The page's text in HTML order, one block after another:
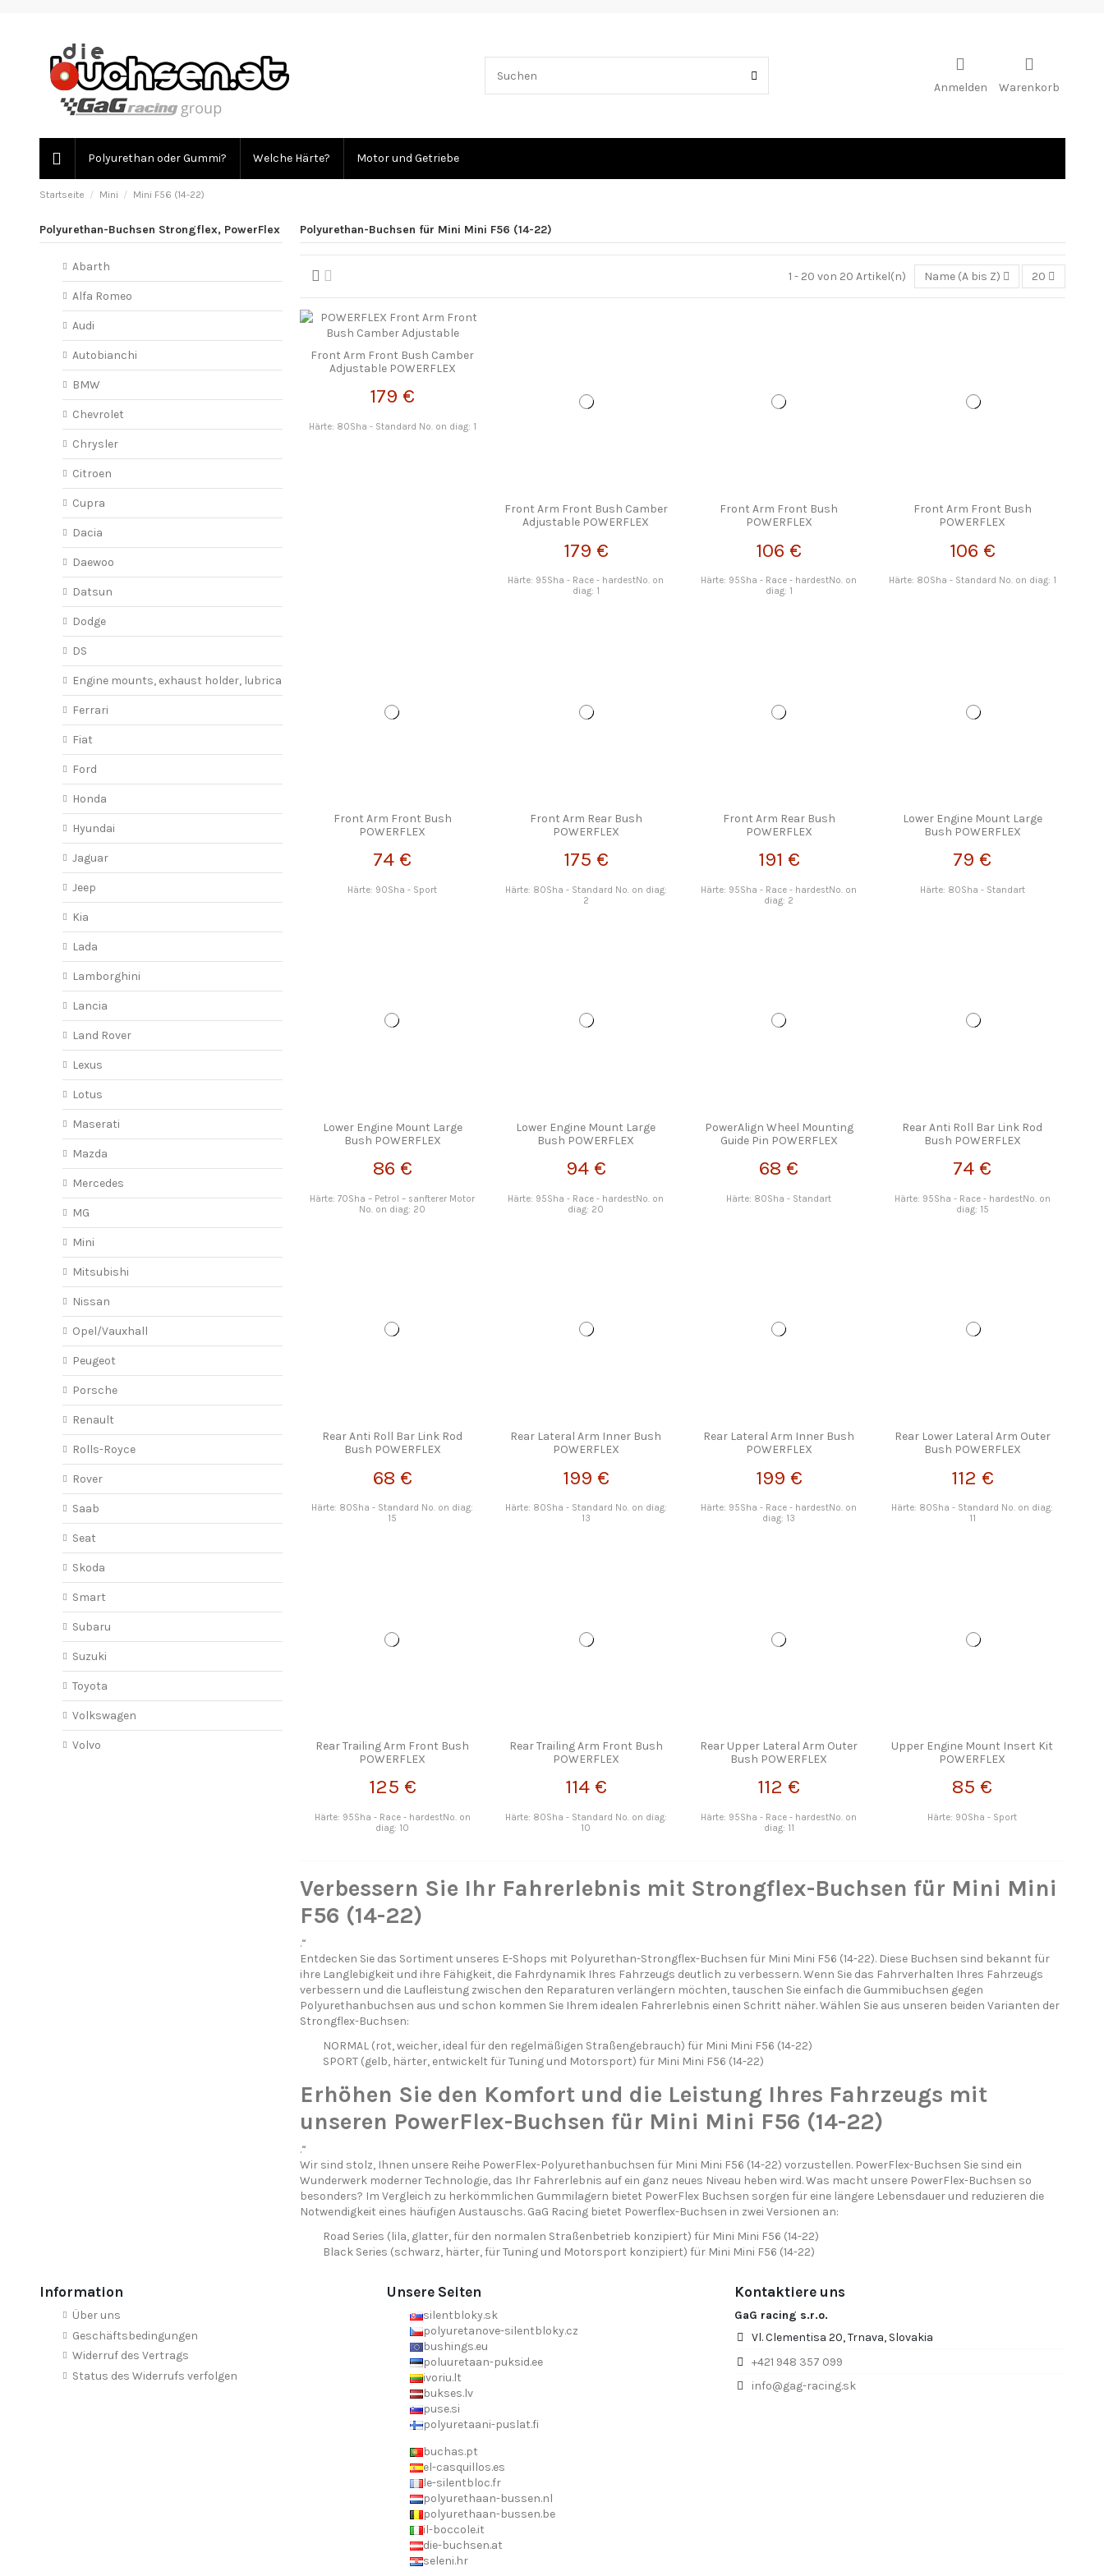
Anmelden Warenkorb
Polyurethan oder Gummi? Welche Härte? Motor und Getriebe
Startseite Mini Mini F56 (14-22)
Polyurethan-Buchsen für Mini Mini F56 (14-22)
1 - 20 von 20 Artikel(n) Name (A bis Z) 20
Front Arm Front Bush Camber
Adjustable POWERFLEX
179 €
Härte: 80Sha - Standard No. on diag: 1
Front Arm Front Bush Camber
Adjustable POWERFLEX
179 €
Härte: 95Sha - Race - hardestNo. on
diag: 1
Front Arm Front Bush
POWERFLEX
106 €
Härte: 95Sha - Race - hardestNo. on
diag: 1
Front Arm Front Bush
POWERFLEX
106 €
Härte: 80Sha - Standard No. on diag: 1
Front Arm Front Bush
POWERFLEX
74 €
Härte: 90Sha - Sport
Front Arm Rear Bush
POWERFLEX
175 €
Härte: 80Sha - Standard No. on diag:
2
Front Arm Rear Bush
POWERFLEX
191 €
Härte: 95Sha - Race - hardestNo. on
diag: 2
Lower Engine Mount Large
Bush POWERFLEX
79 €
Härte: 80Sha - Standart
Lower Engine Mount Large
Bush POWERFLEX
86 €
Härte: 70Sha – Petrol – sanfterer Motor
No. on diag: 20
Lower Engine Mount Large
Bush POWERFLEX
94 €
Härte: 95Sha - Race - hardestNo. on
diag: 20
PowerAlign Wheel Mounting
Guide Pin POWERFLEX
68 €
Härte: 80Sha - Standart
Rear Anti Roll Bar Link Rod
Bush POWERFLEX
74 €
Härte: 95Sha - Race - hardestNo. on
diag: 15
Rear Anti Roll Bar Link Rod
Bush POWERFLEX
68 €
Härte: 80Sha - Standard No. on diag:
15
Rear Lateral Arm Inner Bush
POWERFLEX
199 €
Härte: 80Sha - Standard No. on diag:
13
Rear Lateral Arm Inner Bush
POWERFLEX
199 €
Härte: 95Sha - Race - hardestNo. on
diag: 13
Rear Lower Lateral Arm Outer
Bush POWERFLEX
112 €
Härte: 80Sha - Standard No. on diag:
11
Rear Trailing Arm Front Bush
POWERFLEX
125 €
Härte: 95Sha - Race - hardestNo. on
diag: 10
Rear Trailing Arm Front Bush
POWERFLEX
114 €
Härte: 80Sha - Standard No. on diag:
10
Rear Upper Lateral Arm Outer
Bush POWERFLEX
112 €
Härte: 95Sha - Race - hardestNo. on
diag: 11
Upper Engine Mount Insert Kit
POWERFLEX
85 €
Härte: 90Sha - Sport
Verbessern Sie Ihr Fahrerlebnis mit Strongflex-Buchsen für Mini Mini
F56 (14-22)
.“
Entdecken Sie das Sortiment unseres E-Shops mit Polyurethan-Strongflex-Buchsen für Mini Mini F56 (14-22). Diese Buchsen sind bekannt für
ihre Langlebigkeit und ihre Fähigkeit, die Fahrdynamik Ihres Fahrzeugs deutlich zu verbessern. Wenn Sie das Fahrverhalten Ihres Fahrzeugs
verbessern und die Laufleistung zwischen den Reparaturen verlängern möchten, tauschen Sie einfach die Gummibuchsen gegen
Polyurethanbuchsen aus und schon kommen Sie Ihrem idealen Fahrerlebnis einen Schritt näher. Wählen Sie aus unseren beiden Varianten der
Strongflex-Buchsen:
NORMAL (rot, weicher, ideal für den regelmäßigen Straßengebrauch) für Mini Mini F56 (14-22)
SPORT (gelb, härter, entwickelt für Tuning und Motorsport) für Mini Mini F56 (14-22)
Erhöhen Sie den Komfort und die Leistung Ihres Fahrzeugs mit
unseren PowerFlex-Buchsen für Mini Mini F56 (14-22)
.“
Wir sind stolz, Ihnen unsere Reihe PowerFlex-Polyurethanbuchsen für Mini Mini F56 (14-22) vorzustellen. PowerFlex-Buchsen Sie sind ein
Wunderwerk moderner Technologie, das Ihr Fahrerlebnis auf ein ganz neues Niveau heben wird. Was macht unsere PowerFlex-Buchsen so
besonders? Im Vergleich zu herkömmlichen Gummilagern bietet PowerFlex Buchsen sorgen für eine längere Lebensdauer und reduzieren die
Notwendigkeit eines häufigen Austauschs. GaG Racing bietet Powerflex-Buchsen in zwei Versionen an:
Road Series (lila, glatter, für den normalen Straßenbetrieb konzipiert) für Mini Mini F56 (14-22)
Black Series (schwarz, härter, für Tuning und Motorsport konzipiert) für Mini Mini F56 (14-22)
Polyurethan-Buchsen Strongflex, PowerFlex
Abarth
Alfa Romeo
Audi
Autobianchi
BMW
Chevrolet
Chrysler
Citroen
Cupra
Dacia
Daewoo
Datsun
Dodge
DS
Engine mounts, exhaust holder, lubricant
Ferrari
Fiat
Ford
Honda
Hyundai
Jaguar
Jeep
Kia
Lada
Lamborghini
Lancia
Land Rover
Lexus
Lotus
Maserati
Mazda
Mercedes
MG
Mini
Mitsubishi
Nissan
Opel/Vauxhall
Peugeot
Porsche
Renault
Rolls-Royce
Rover
Saab
Seat
Skoda
Smart
Subaru
Suzuki
Toyota
Volkswagen
Volvo
Information
Über uns
Geschäftsbedingungen
Widerruf des Vertrags
Status des Widerrufs verfolgen
Unsere Seiten
silentbloky.sk
polyuretanove-silentbloky.cz
bushings.eu
poluuretaan-puksid.ee
ivoriu.lt
bukses.lv
puse.si
polyuretaani-puslat.fi
buchas.pt
el-casquillos.es
le-silentbloc.fr
polyurethaan-bussen.nl
polyurethaan-bussen.be
il-boccole.it
die-buchsen.at
seleni.hr
Kontaktiere uns
GaG racing s.r.o.
Vl. Clementisa 20, Trnava, Slovakia
+421 948 357 099
info@gag-racing.sk